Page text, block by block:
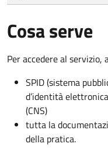
Cosa serve
Per accedere al servizio,
SPID (sistema
d’identità
(CNS)
tutta la
della pratica.